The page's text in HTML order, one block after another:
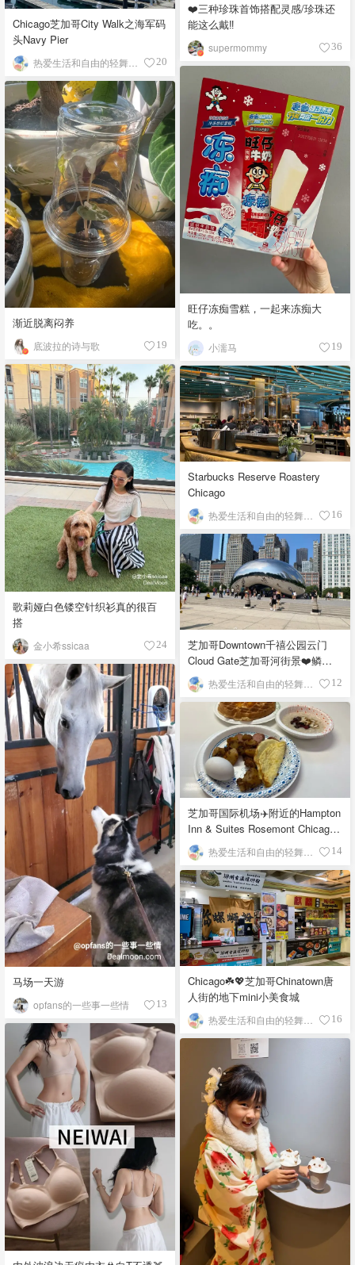
❤️三种珍珠首饰搭配灵感/珍珠还
能这么戴‼️
supermommy 36
Chicago芝加哥City Walk之海军码
头Navy Pier
20
旺仔冻痴雪糕，一起来冻痴大
吃。。
小濡马 19
渐近脱离闷养
底波拉的诗与歌 19
歌莉娅白色镂空针织衫真的很百
搭
金小希ssicaa 24
Starbucks Reserve Roastery
Chicago
16
芝加哥Downtown千禧公园云门
Cloud Gate芝加哥河街景❤️鳞次
栉比的高楼
12
马场一天游
opfans的一些事一些情 13
芝加哥国际机场✈️附近的Hampton
Inn & Suites Rosemont Chicago
O'Hare自助早餐
14
Chicago☘️💖芝加哥Chinatown唐
人街的地下mini小美食城
16